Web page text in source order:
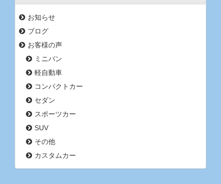
お知らせ
ブログ
お客様の声
ミニバン
軽自動車
コンパクトカー
セダン
スポーツカー
SUV
その他
カスタムカー